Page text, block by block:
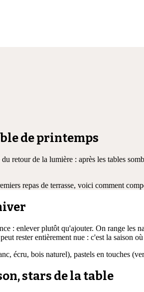
de printemps
retour de la lumière : après les tables
repas de terrasse, voici comment
: enlever plutôt qu'ajouter. On range les
rester entièrement nue : c'est la saison
écru, bois naturel), pastels en touches
stars de la table